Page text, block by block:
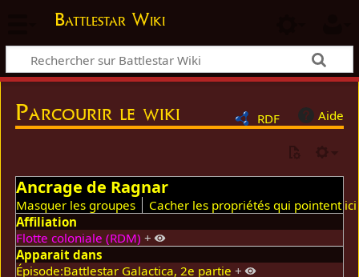
Battlestar Wiki
RDF Aide
Parcourir le wiki
Ancrage de Ragnar
Masquer les groupes
Cacher les propriétés qui pointent ici
Affiliation
Flotte coloniale (RDM) +
Apparait dans
Épisode:Battlestar Galactica, 2e partie +